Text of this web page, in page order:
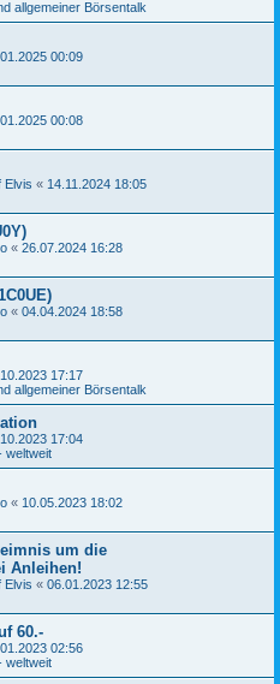
allgemeiner Börsentalk
00:09
00:08
Elvis « 14.11.2024 18:05
« 26.07.2024 16:28
« 04.04.2024 18:58
17:17
allgemeiner Börsentalk
17:04
weltweit
« 10.05.2023 18:02
um die
Anleihen!
Elvis « 06.01.2023 12:55
60.-
02:56
weltweit